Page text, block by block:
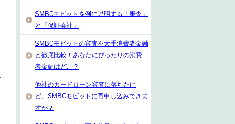
SMBCモビットを例に説明する「審査」
と「保証会社」
SMBCモビットの審査を大手消費者金融
と徹底比較！あなたにぴったりの消費
者金融はどこ？
他社のカードローン審査に落ちたけ
ど、SMBCモビットに再申し込みできま
すか？